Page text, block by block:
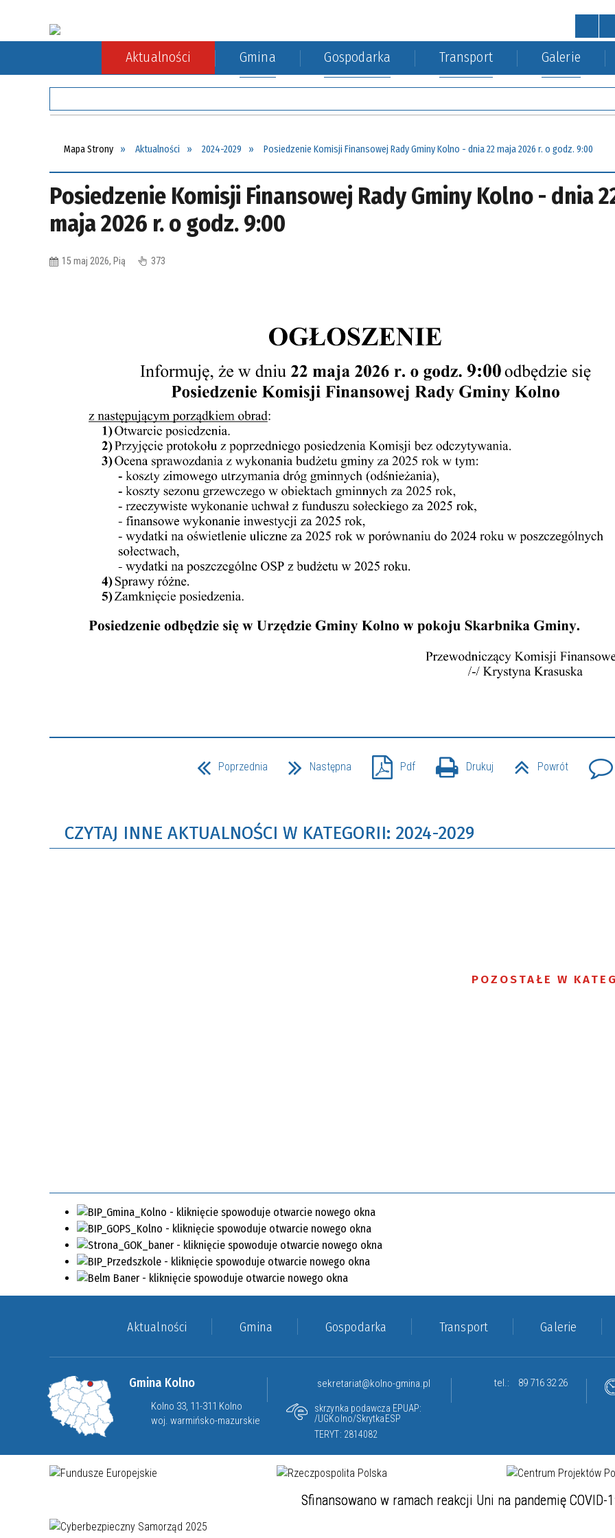
STRONA GŁÓWNA
Aktualności Gmina Gospodarka Transport Galerie
Mapa Strony Aktualności 2024-2029 Posiedzenie Komisji Finansowej Rady Gminy Kolno - dnia 22 maja 2026 r. o godz. 9:00
Posiedzenie Komisji Finansowej Rady Gminy Kolno - dnia
maja 2026 r. o godz. 9:00
15 maj 2026, Pią 373
Poprzednia Następna Pdf Drukuj Powrót
CZYTAJ INNE AKTUALNOŚCI W KATEGORII: 2024-2029
POZOSTAŁE W
Aktualności Gmina Gospodarka Transport Galerie
Gmina Kolno
Kolno 33, 11-311 Kolno
woj. warmińsko-mazurskie
sekretariat@kolno-gmina.pl
skrzynka podawcza EPUAP:
/UGKolno/SkrytkaESP
TERYT: 2814082
tel.: 89 716 32 26
Sfinansowano w ramach reakcji Uni na pandemię COVID-